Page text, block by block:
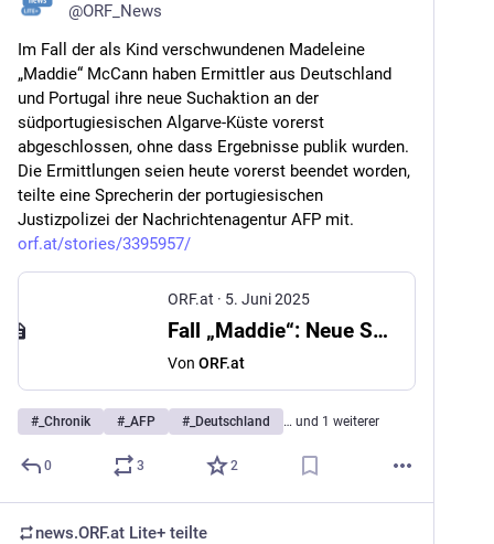
@ORF_News
Im Fall der als Kind verschwundenen Madeleine
„Maddie“ McCann haben Ermittler aus Deutschland
und Portugal ihre neue Suchaktion an der
südportugiesischen Algarve-Küste vorerst
abgeschlossen, ohne dass Ergebnisse publik wurden.
Die Ermittlungen seien heute vorerst beendet worden,
teilte eine Sprecherin der portugiesischen
Justizpolizei der Nachrichtenagentur AFP mit.
orf.at/stories/3395957/
ORF.at · 5. Juni 2025
Fall „Maddie“: Neue Suchaktion vorerst beendet
Von ORF.at
# _Chronik # _AFP # _Deutschland … und 1 weiterer
0 3 2
news.ORF.at Lite+ teilte